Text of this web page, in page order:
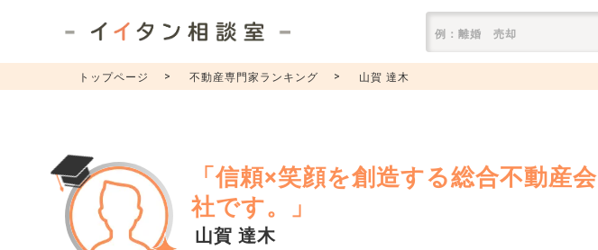
トップページ 不動産専門家ランキング 山賀 達木
「信頼×笑顔を創造する総合不動産会
社です。」
山賀 達木